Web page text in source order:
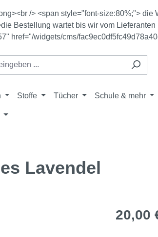
/> <span style="font-size:80%;">
Bestellung wartet bis wir vom
href="/widgets/cms/
Stoffe Tücher Schule & mehr
Lavendel
Regulärer
20,00